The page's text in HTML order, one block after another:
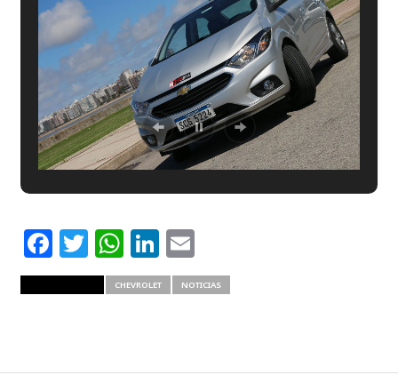
Facebook
Twitter
WhatsApp
LinkedIn
Email
CHEVROLET NOTICIAS